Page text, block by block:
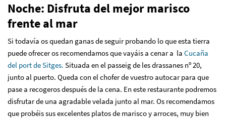
Noche: Disfruta del mejor marisco
frente al mar
Si todavía os quedan ganas de seguir probando lo que esta tierra
puede ofrecer os recomendamos que vayáis a cenar a la Cucaña
del port de Sitges. Situada en el passeig de les drassanes nº 20,
junto al puerto. Queda con el chofer de vuestro autocar para que
pase a recogeros después de la cena. En este restaurante podremos
disfrutar de una agradable velada junto al mar. Os recomendamos
que probéis sus excelentes platos de marisco y arroces, muy bien